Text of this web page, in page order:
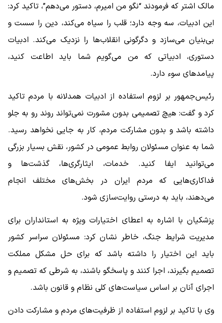
مالک اشتر که فرمودند “نگو من امیرم، دستور می‌دهم”، تاکید کرد:
این ادبیات، سه وجه دارد؛ قلب را سیاه می‌کند، دین را سست و
بی‌بنیان می‌سازد و دگرگونی انقلاب‌ها را نزدیک می‌کند. ادبیات
دستوری، ادبیاتی که من می‌گویم شما باید اطاعت کنید،
پیامدهای سوء دارد.
رئیس‌جمهور بر لزوم استفاده از ادبیات همدلانه با مردم تاکید
کرد و گفت: هیچ تصمیمی بدون مشورت نمی‌تواند روند رو به جلو
داشته باشد و بدون مشارکت مردم، کار به جایی نخواهد رسید.
شما به عنوان مسئولان روابط عمومی در کشور، نقش بسیار بزرگی
می‌توانید ایفا کنید. خدمات، ایثارگری‌ها، گذشت‌ها و
فداکاری‌هایی که مردم ایران در بخش‌های مختلف انجام
می‌دهند، باید به درستی روایت‌سازی شود.
پزشکیان با اشاره به اعطای اختیارات ویژه به استانداران برای
مدیریت شرایط جنگ، خاطر نشان کرد: مسئولان سراسر کشور
باید این اختیار را داشته باشد که برای حل مشکل مملکت
تصمیم بگیرند، اجرا کنند و پاسخگو باشند، به شرطی که تصمیم و
اجرای آنان بر اساس سیاست‌های کلی نظام و قانون باشد.
وی با تاکید بر لزوم استفاده از ظرفیت‌های مردم و مشارکت دادن